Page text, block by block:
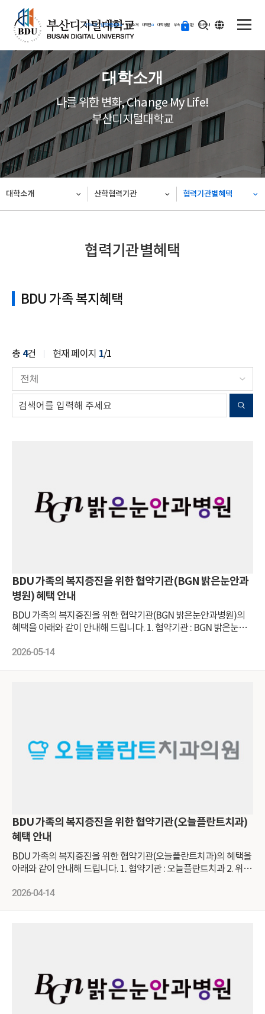
대학소개 입학지원센터 학과소개 대학원 대학생활 부속·부설기관 학사안내
등
기
ENG
대학소개
나를 위한 변화, Change My Life!
부산디지털대학교
대학소개 산학협력기관 협력기관별혜택
협력기관별혜택
BDU 가족 복지혜택
총 4건 현재 페이지 1/1
BDU 가족의 복지증진을 위한 협약기관(BGN 밝은눈안과
병원) 혜택 안내
BDU 가족의 복지증진을 위한 협약기관(BGN 밝은눈안과병원)의
혜택을 아래와 같이 안내해 드립니다. 1. 협약기관 : BGN 밝은눈안
출구) 잠실점 : 서울 송파구 올림픽로 300 롯데월드타워앤드 롯데월
2026-05-14
BDU 가족의 복지증진을 위한 협약기관(오늘플란트치과)
혜택 안내
BDU 가족의 복지증진을 위한 협약기관(오늘플란트치과)의 혜택을
아래와 같이 안내해 드립니다. 1. 협약기관 : 오늘플란트치과 2. 위치
택대상 본교 교직원(배우자 포함) 및 직계가족 본교 재학생 및 직계
2026-04-14